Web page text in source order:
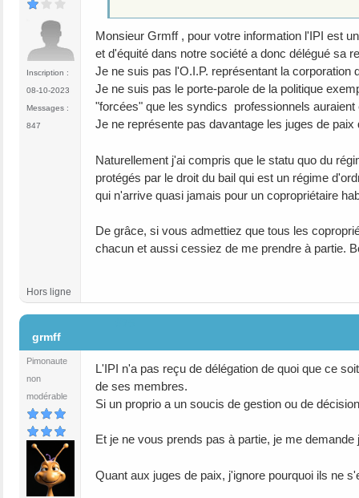
Inscription :
08-10-2023
Messages :
847
Monsieur Grmff , pour votre information l'IPI est
et d'équité dans notre société a donc délégué sa
Je ne suis pas l'O.I.P. représentant la corporation
Je ne suis pas le porte-parole de la politique
"forcées" que les syndics professionnels
Je ne représente pas davantage les juges de
Naturellement j'ai compris que le statu quo du
protégés par le droit du bail qui est un régime
qui n'arrive quasi jamais pour un copropriétaire
De grâce, si vous admettiez que tous les
chacun et aussi cessiez de me prendre à partie.
Hors ligne
grmff
Pimonaute
non
modérable
L'IPI n'a pas reçu de délégation de quoi que ce
de ses membres.
Si un proprio a un soucis de gestion ou de
Et je ne vous prends pas à partie, je me
Quant aux juges de paix, j'ignore pourquoi ils ne